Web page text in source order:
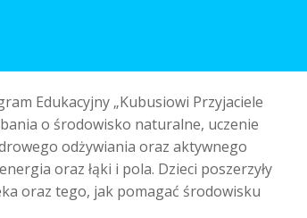
Edukacyjny „Kubusiowi Przyjaciele
o środowisko naturalne, uczenie
odżywiania oraz aktywnego
oraz łąki i pola. Dzieci poszerzyły
oraz tego, jak pomagać środowisku